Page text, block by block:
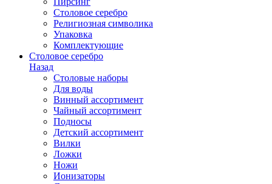
Столовое серебро
Религиозная символика
Упаковка
Комплектующие
Столовое серебро
Назад
Столовые наборы
Для воды
Винный ассортимент
Чайный ассортимент
Подносы
Детский ассортимент
Вилки
Ложки
Ножи
Ионизаторы